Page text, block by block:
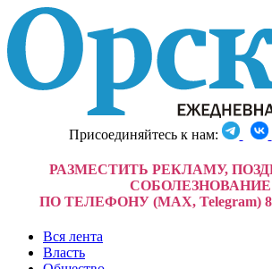
Присоединяйтесь к нам:
РАЗМЕСТИТЬ РЕКЛАМУ,
СОБОЛЕЗНОВАНИЕ
ПО ТЕЛЕФОНУ (MAX, Telegram) 8-
Вся лента
Власть